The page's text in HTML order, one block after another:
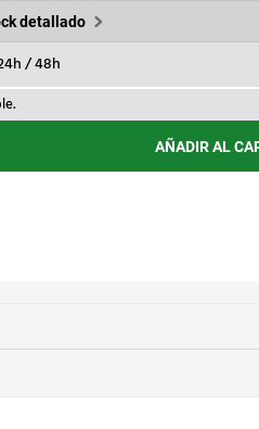
detallado
/ 48h
AÑADIR AL